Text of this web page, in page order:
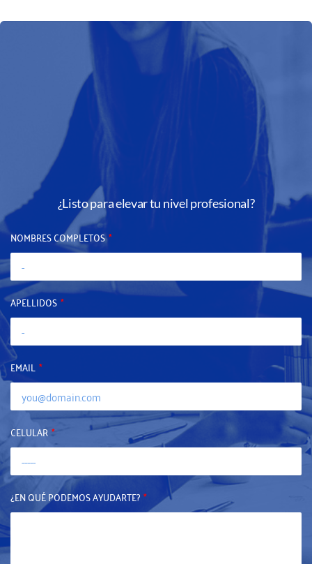
¿Listo para elevar tu nivel profesional?
NOMBRES COMPLETOS
APELLIDOS
EMAIL
CELULAR
¿EN QUÉ PODEMOS AYUDARTE?